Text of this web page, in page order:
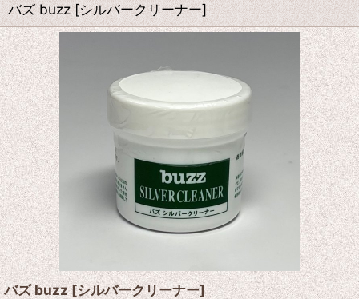
バズ buzz [シルバークリーナー]
バズ buzz[シルバークリーナー]